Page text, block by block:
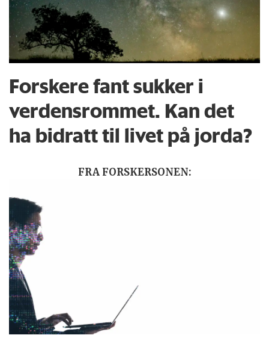
Forskere fant sukker i
verdensrommet. Kan det
ha bidratt til livet på jorda?
FRA FORSKERSONEN: